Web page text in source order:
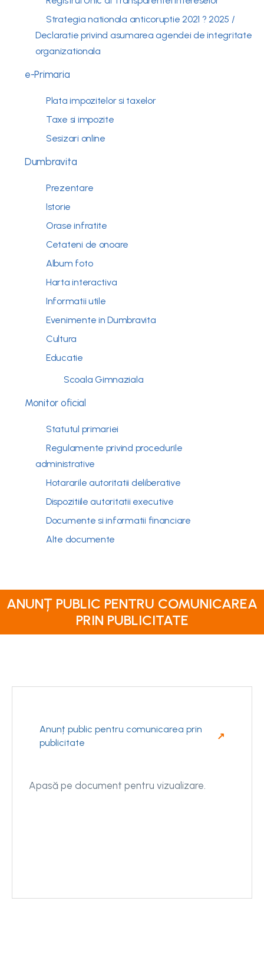
Strategia nationala anticoruptie 2021 ? 2025 /
Declaratie privind asumarea agendei de integritate
organizationala
e-Primaria
Plata impozitelor si taxelor
Taxe si impozite
Sesizari online
Dumbravita
Prezentare
Istorie
Orase infratite
Cetateni de onoare
Album foto
Harta interactiva
Informatii utile
Evenimente in Dumbravita
Cultura
Educatie
Scoala Gimnaziala
Monitor oficial
Statutul primariei
Regulamente privind procedurile
administrative
Hotararile autoritatii deliberative
Dispozitiile autoritatii executive
Documente si informatii financiare
Alte documente
ANUNȚ PUBLIC PENTRU COMUNICAREA
PRIN PUBLICITATE
Anunț public pentru comunicarea prin
publicitate
Apasă pe document pentru vizualizare.